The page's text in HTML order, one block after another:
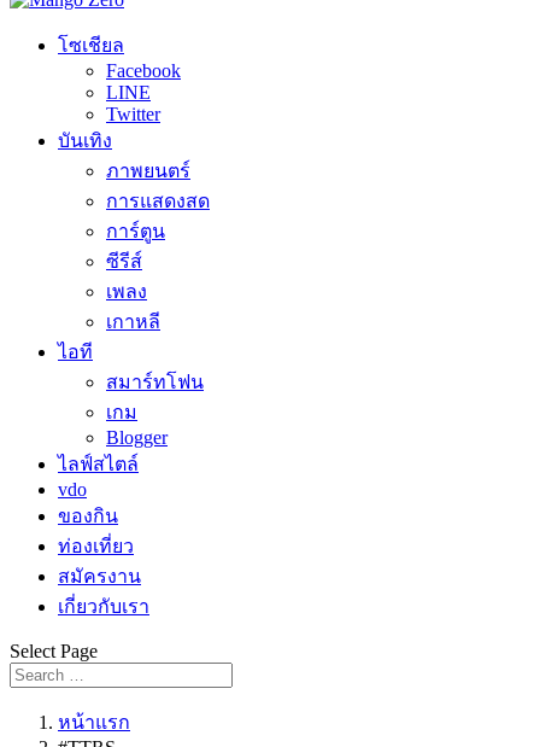
โซเชียล
Facebook
LINE
Twitter
บันเทิง
ภาพยนตร์
การแสดงสด
การ์ตูน
ซีรีส์
เพลง
เกาหลี
ไอที
สมาร์ทโฟน
เกม
Blogger
ไลฟ์สไตล์
vdo
ของกิน
ท่องเที่ยว
สมัครงาน
เกี่ยวกับเรา
Select Page
หน้าแรก